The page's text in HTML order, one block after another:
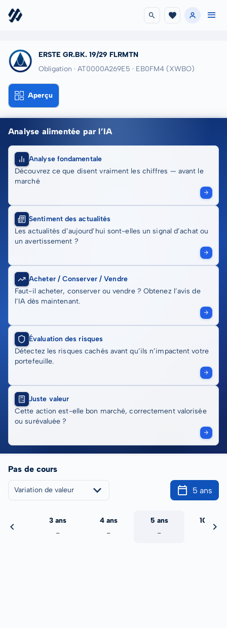
ERSTE GR.BK. 19/29 FLRMTN
Obligation · AT0000A269E5 · EB0FM4 (XWBO)
Aperçu
Analyse alimentée par l’IA
Analyse fondamentale
Découvrez ce que disent vraiment les chiffres — avant le
marché
Sentiment des actualités
Les actualités d’aujourd’hui sont-elles un signal d’achat ou
un avertissement ?
Acheter / Conserver / Vendre
Faut-il acheter, conserver ou vendre ? Obtenez l’avis de
l’IA dès maintenant.
Évaluation des risques
Détectez les risques cachés avant qu’ils n’impactent votre
portefeuille.
Juste valeur
Cette action est-elle bon marché, correctement valorisée
ou surévaluée ?
Pas de cours
Variation de valeur 5 ans
3 ans
-
4 ans
-
5 ans
-
10 ans